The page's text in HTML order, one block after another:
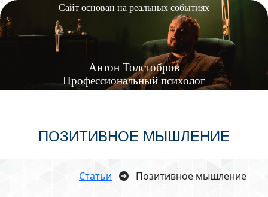
Сайт основан на реальных событиях
Антон Толстобров
Профессиональный психолог
ПОЗИТИВНОЕ МЫШЛЕНИЕ
Статьи Позитивное мышление